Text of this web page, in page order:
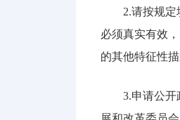
2.请按规
必须真实有效
的其他特征性
3.申请公